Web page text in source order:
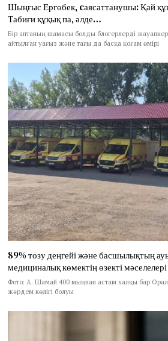
Шыңғыс Ергөбек, cаясаттанушы: Қай
Табиғи құқық па, әлде…
Бір аптаның шамасы болды блогерлерді
айтылған уағыз және тағы да басқа қоғам өмірі
89% тозу деңгейі және басшылықтың
медициналық көмектің өзекті мәселелері
Фото: А. Шамай 400 мыңнан астам халқы бар
жәрдем көлігі болуы